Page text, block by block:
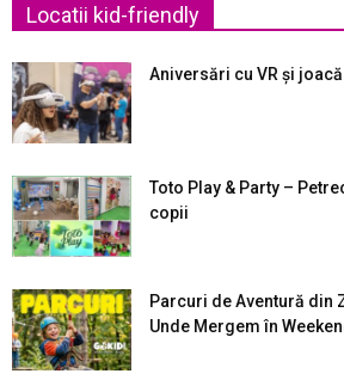
Locatii kid-friendly
Aniversări cu VR și
Toto Play & Party –
copii
Parcuri de Aventură din
Unde Mergem în